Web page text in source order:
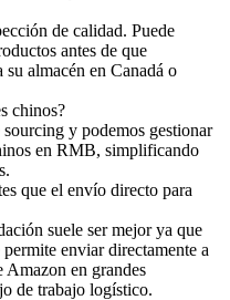
de calidad. Puede
antes de que
almacén en Canadá o
chinos?
y podemos gestionar
en RMB, simplificando
que el envío directo para
suele ser mejor ya que
enviar directamente a
Amazon en grandes
de trabajo logístico.